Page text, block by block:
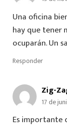
Una oficina
hay que tener
ocuparán. Un
Responder
Zig-
17 de
Es importante